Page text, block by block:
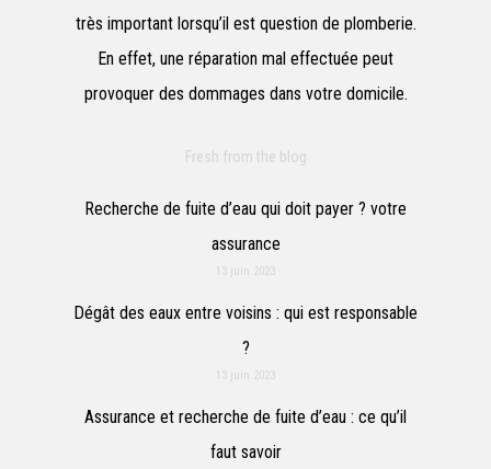
très important lorsqu’il est question de plomberie.
En effet, une réparation mal effectuée peut
provoquer des dommages dans votre domicile.
Fresh from the blog
Recherche de fuite d’eau qui doit payer ? votre
assurance
13 juin 2023
Dégât des eaux entre voisins : qui est responsable
?
13 juin 2023
Assurance et recherche de fuite d’eau : ce qu’il
faut savoir